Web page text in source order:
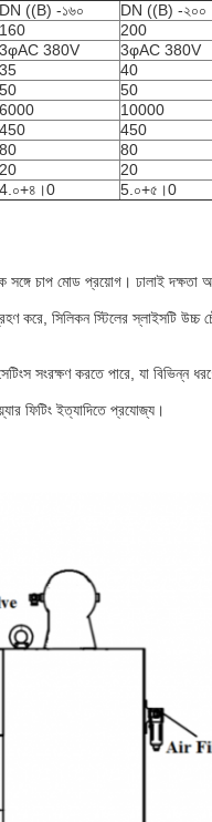
DN ((B) -১৬০ DN ((B) -২০০
160 200
3φAC 380V 3φAC 380V
35 40
50 50
6000 10000
450 450
80 80
20 20
4.০+৪।0 5.০+৫।0
সঙ্গে চাপ মোড প্রয়োগ। ঢালাই দক্ষতা
গ্রহণ করে, সিলিকন স্টিলের স্লাইসটি
সংরক্ষণ করতে পারে, যা বিভিন্ন
ফিটিং ইত্যাদিতে প্রযোজ্য।